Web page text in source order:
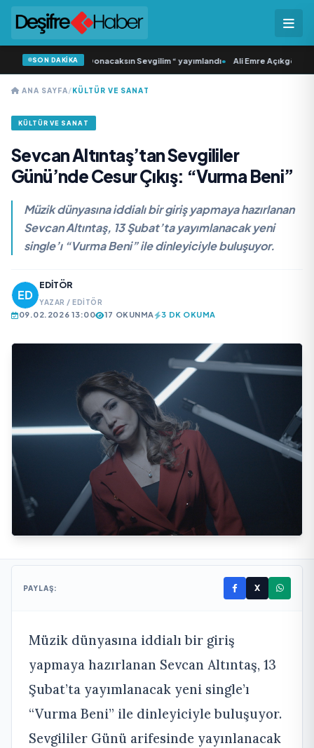
SON DAKİKA
‘dan İkinci Tekli “Donacaksın Sevgilim “ yayımlandı• Ali Emre Açıkgöz
ANA SAYFA/KÜLTÜR VE SANAT
KÜLTÜR VE SANAT
Sevcan Altıntaş’tan Sevgililer
Günü’nde Cesur Çıkış: “Vurma Beni”
Müzik dünyasına iddialı bir giriş yapmaya hazırlanan
Sevcan Altıntaş, 13 Şubat’ta yayımlanacak yeni
single’ı “Vurma Beni” ile dinleyiciyle buluşuyor.
EDITÖR
YAZAR / EDITÖR
09.02.2026 13:00 17 OKUNMA 3 DK OKUMA
PAYLAŞ: X
Müzik dünyasına iddialı bir giriş
yapmaya hazırlanan Sevcan Altıntaş, 13
Şubat’ta yayımlanacak yeni single’ı
“Vurma Beni” ile dinleyiciyle buluşuyor.
Sevgililer Günü arifesinde yayınlanacak